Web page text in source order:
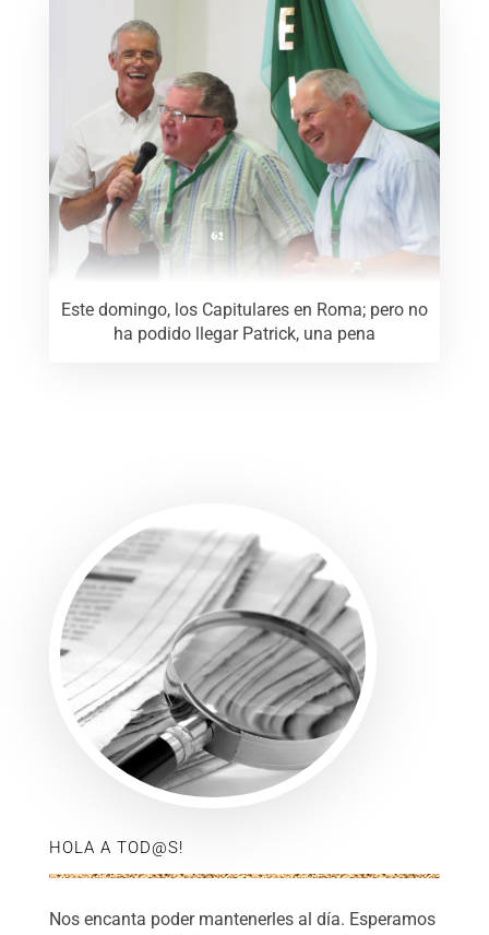
Este domingo, los Capitulares en Roma; pero no
ha podido llegar Patrick, una pena
HOLA A TOD@S!
Nos encanta poder mantenerles al día. Esperamos